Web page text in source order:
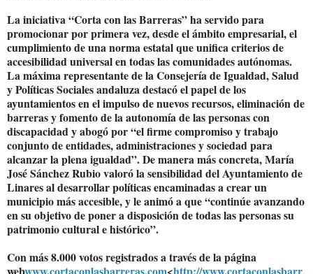
La iniciativa “Corta con las Barreras” ha servido para
promocionar por primera vez, desde el ámbito empresarial, el
cumplimiento de una norma estatal que unifica criterios de
accesibilidad universal en todas las comunidades autónomas.
La máxima representante de la Consejería de Igualdad, Salud
y Políticas Sociales andaluza destacó el papel de los
ayuntamientos en el impulso de nuevos recursos, eliminación de
barreras y fomento de la autonomía de las personas con
discapacidad y abogó por “el firme compromiso y trabajo
conjunto de entidades, administraciones y sociedad para
alcanzar la plena igualdad”. De manera más concreta, María
José Sánchez Rubio valoró la sensibilidad del Ayuntamiento de
Linares al desarrollar políticas encaminadas a crear un
municipio más accesible, y le animó a que “continúe avanzando
en su objetivo de poner a disposición de todas las personas su
patrimonio cultural e histórico”.
Con más 8.000 votos registrados a través de la página
webwww.cortaconlasbarreras.com<http://www.cortaconlasbarr